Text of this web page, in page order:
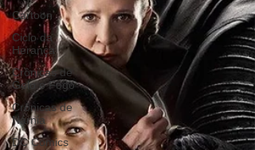
Cartoon
Ciclo da
Herança
Crônicas de
Gelo e Fogo
Crônicas de
Nárnia
DC Comics